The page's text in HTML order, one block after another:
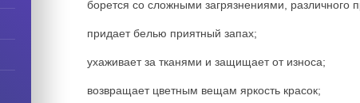
борется со сложными загрязнениями, различного
придает белью приятный запах;
ухаживает за тканями и защищает от износа;
возвращает цветным вещам яркость красок;